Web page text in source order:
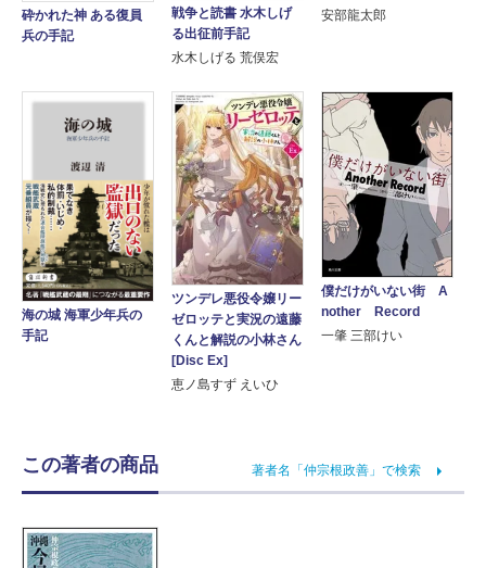
砕かれた神 ある復員
兵の手記
戦争と読書 水木しげ
る出征前手記
水木しげる 荒俣宏
安部龍太郎
海の城 海軍少年兵の
手記
ツンデレ悪役令嬢リー
ゼロッテと実況の遠藤
くんと解説の小林さん
[Disc Ex]
恵ノ島すず えいひ
僕だけがいない街 A
nother Record
一肇 三部けい
この著者の商品 著者名「仲宗根政善」で検索